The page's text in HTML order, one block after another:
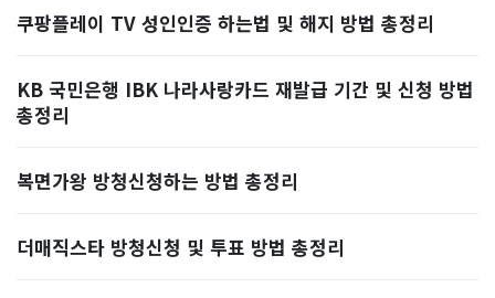
쿠팡플레이 TV 성인인증 하는법 및 해지 방법 총정리
KB 국민은행 IBK 나라사랑카드 재발급 기간 및 신청 방법
총정리
복면가왕 방청신청하는 방법 총정리
더매직스타 방청신청 및 투표 방법 총정리